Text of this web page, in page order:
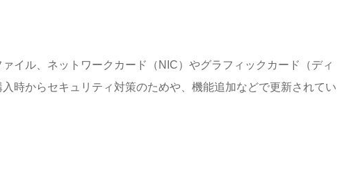
イル、ネットワークカード（NIC）やグラフィックカード（ディ
時からセキュリティ対策のためや、機能追加などで更新されてい